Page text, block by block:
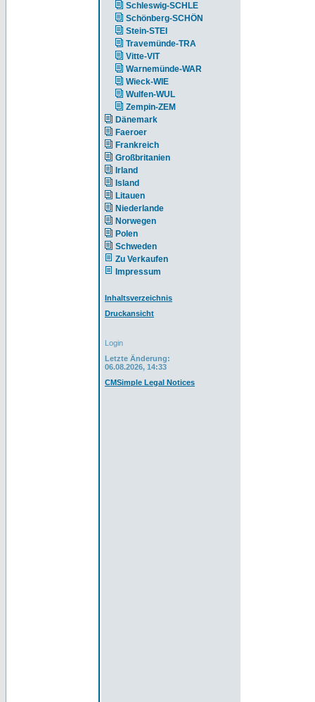
Schleswig-SCHLE
Schönberg-SCHÖN
Stein-STEI
Travemünde-TRA
Vitte-VIT
Warnemünde-WAR
Wieck-WIE
Wulfen-WUL
Zempin-ZEM
Dänemark
Faeroer
Frankreich
Großbritanien
Irland
Island
Litauen
Niederlande
Norwegen
Polen
Schweden
Zu Verkaufen
Impressum
Inhaltsverzeichnis
Druckansicht
Login
Letzte Änderung:
06.08.2026, 14:33
CMSimple Legal Notices